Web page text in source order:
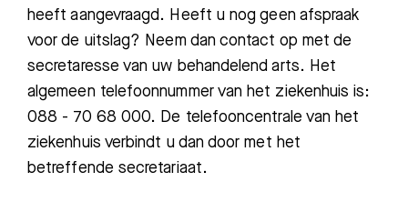
heeft aangevraagd. Heeft u nog geen afspraak
voor de uitslag? Neem dan contact op met de
secretaresse van uw behandelend arts. Het
algemeen telefoonnummer van het ziekenhuis is:
088 - 70 68 000. De telefooncentrale van het
ziekenhuis verbindt u dan door met het
betreffende secretariaat.